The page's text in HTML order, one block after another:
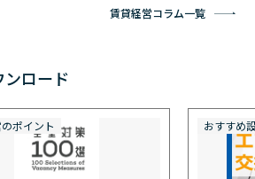
賃貸経営コラム一覧
ンロード
ポイント おすすめ